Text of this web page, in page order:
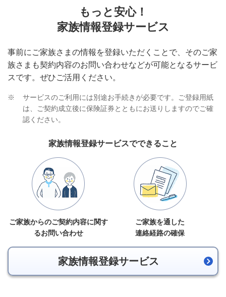
もっと安心！
家族情報登録サービス
事前にご家族さまの情報を登録いただくことで、そのご家
族さまも契約内容のお問い合わせなどが可能となるサービ
スです。ぜひご活用ください。
※
サービスのご利用には別途お手続きが必要です。ご登録用紙
は、ご契約成立後に保険証券とともにお送りしますのでご確
認ください。
家族情報登録サービスでできること
ご家族からのご契約内容に関す
るお問い合わせ
ご家族を通した
連絡経路の確保
家族情報登録サービス